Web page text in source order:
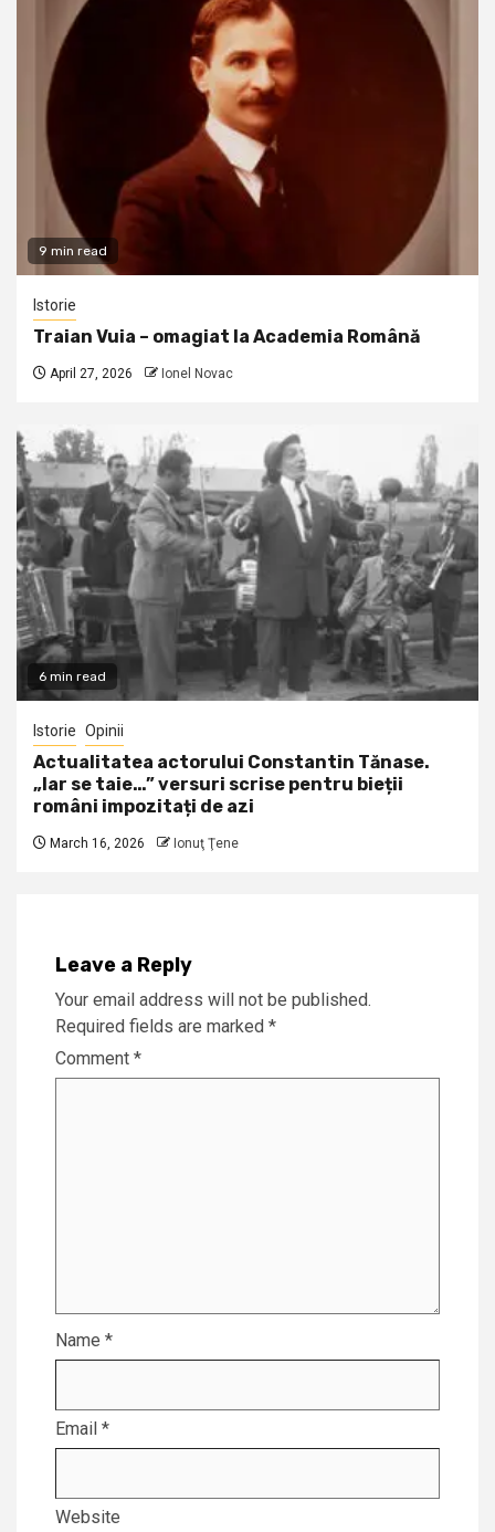
9 min read
Istorie
Traian Vuia – omagiat la Academia Română
April 27, 2026 Ionel Novac
6 min read
Istorie Opinii
Actualitatea actorului Constantin Tănase.
„Iar se taie…” versuri scrise pentru bieții
români impozitați de azi
March 16, 2026 Ionuţ Ţene
Leave a Reply
Your email address will not be published.
Required fields are marked *
Comment *
Name *
Email *
Website